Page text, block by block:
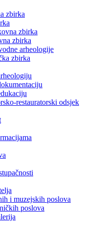
zbirka
zbirka
zbirka
arheologije
zbirka
restauratorski odsjek
i muzejskih poslova
poslova